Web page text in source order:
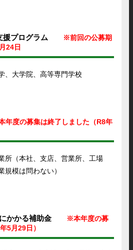
援プログラム
※前回の公募期
24日
、大学院、高等専門学校
年度の募集は終了しました（R8年
所（本社、支店、営業所、工場
規模は問わない）
にかかる補助金
※本年度の募
5月29日）